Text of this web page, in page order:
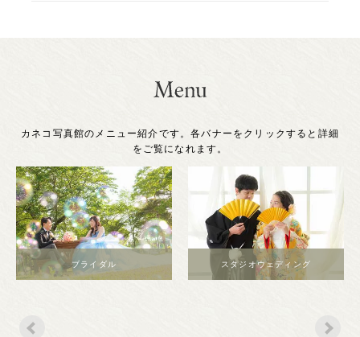
カネコ写真館のメニュー紹介です。各バナーをクリックすると詳細
をご覧になれます。
スタジオウェディング マタニティー